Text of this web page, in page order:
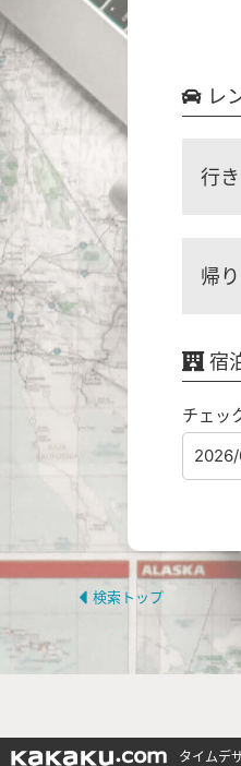
レ
行き
帰り
宿
チェッ
検索トップ
タイムデ